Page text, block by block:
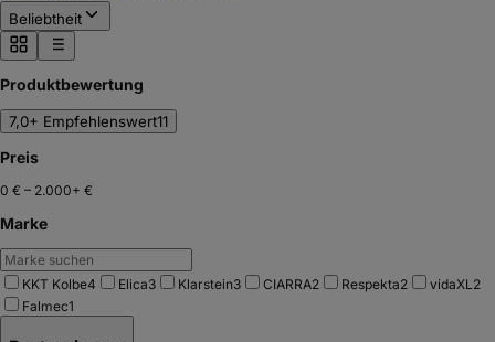
Beliebtheit
Produktbewertung
7,0+ Empfehlenswert11
Preis
0 € – 2.000+ €
Marke
KKT Kolbe4 Elica3 Klarstein3 CIARRA2 Respekta2 vidaXL2
Falmec1